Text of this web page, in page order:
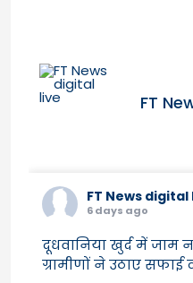
FT
FT News digital
6 days ago
दूधवानिया खुर्द में जाम
ग्रामीणों ने उठाए सफाई